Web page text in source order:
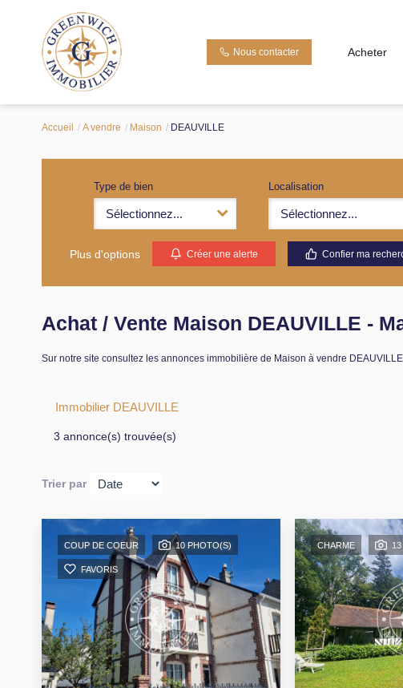
Nous contacter Acheter
Accueil A vendre Maison DEAUVILLE
Type de bien
Sélectionnez...
Localisation
Sélectionnez...
Plus d'options Créer une alerte Confier ma
Achat / Vente Maison DEAUVILLE -
Sur notre site consultez les annonces immobilière de Maison à vendre
Immobilier DEAUVILLE
3 annonce(s) trouvée(s)
Trier par
COUP DE COEUR 10 PHOTO(S)
FAVORIS
CHARME